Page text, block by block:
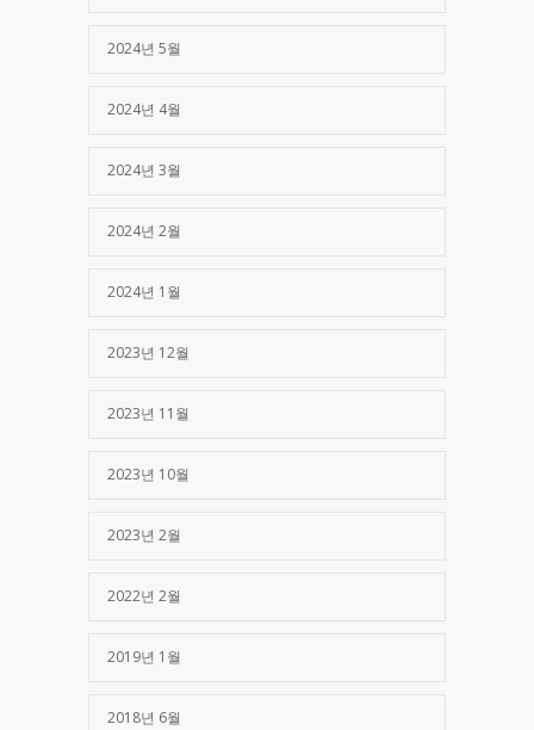
2024년 5월
2024년 4월
2024년 3월
2024년 2월
2024년 1월
2023년 12월
2023년 11월
2023년 10월
2023년 2월
2022년 2월
2019년 1월
2018년 6월